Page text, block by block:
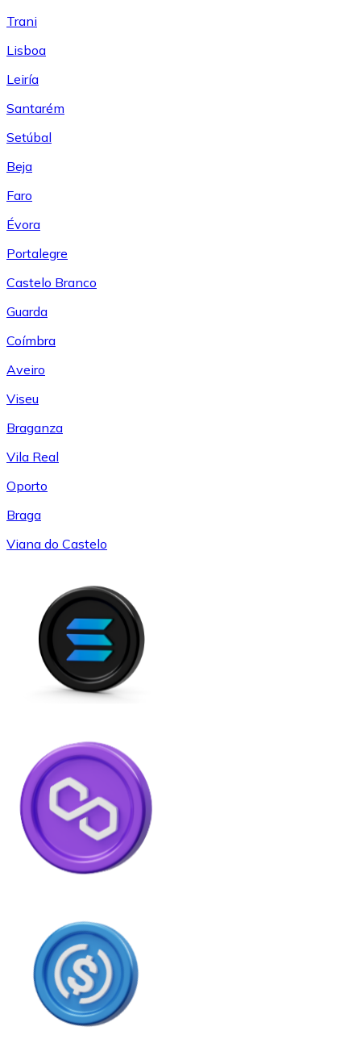
Trani
Lisboa
Leiría
Santarém
Setúbal
Beja
Faro
Évora
Portalegre
Castelo Branco
Guarda
Coímbra
Aveiro
Viseu
Braganza
Vila Real
Oporto
Braga
Viana do Castelo